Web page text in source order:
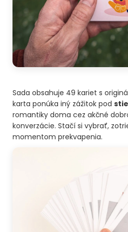
Sada obsahuje 49 kariet s
karta ponúka iný zážitok pod
romantiky doma cez akčné
konverzácie. Stačí si vybrať,
momentom prekvapenia.